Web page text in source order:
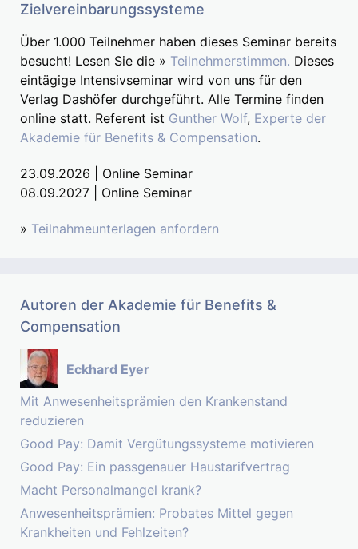
Zielvereinbarungssysteme
Über 1.000 Teilnehmer haben dieses Seminar bereits
besucht! Lesen Sie die » Teilnehmerstimmen. Dieses
eintägige Intensivseminar wird von uns für den
Verlag Dashöfer durchgeführt. Alle Termine finden
online statt. Referent ist Gunther Wolf, Experte der
Akademie für Benefits & Compensation.
23.09.2026 | Online Seminar
08.09.2027 | Online Seminar
» Teilnahmeunterlagen anfordern
Autoren der Akademie für Benefits &
Compensation
Eckhard Eyer
Mit Anwesenheitsprämien den Krankenstand
reduzieren
Good Pay: Damit Vergütungssysteme motivieren
Good Pay: Ein passgenauer Haustarifvertrag
Macht Personalmangel krank?
Anwesenheitsprämien: Probates Mittel gegen
Krankheiten und Fehlzeiten?